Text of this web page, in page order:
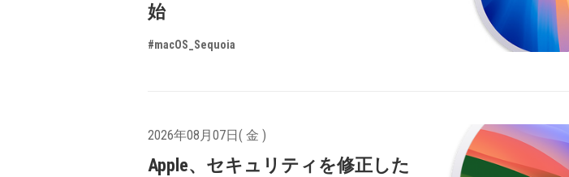
始
#macOS_Sequoia
2026年08月07日( 金 )
Apple、セキュリティを修正した